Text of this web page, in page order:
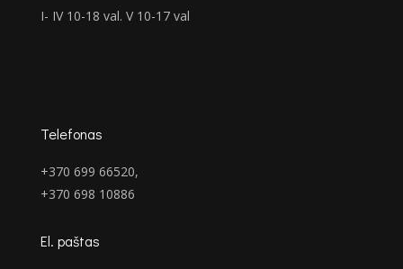
I- IV 10-18 val. V 10-17 val
Telefonas
+370 699 66520,
+370 698 10886
El. paštas